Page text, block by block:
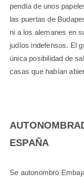
pendía de unos
las puertas de
ni a los alemanes en
judíos indefensos. El
única posibilidad de
casas que habían
ESPAÑA
Se autonombró